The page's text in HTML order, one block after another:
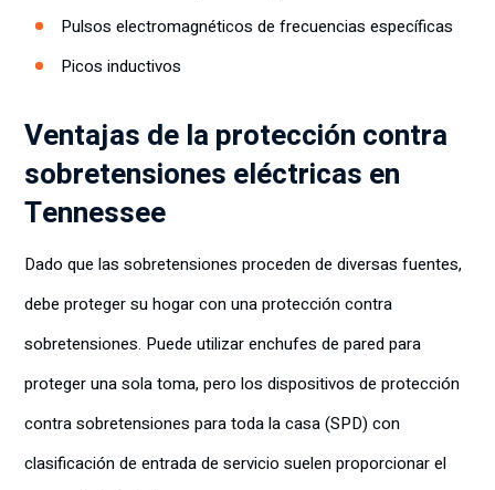
Pulsos electromagnéticos de frecuencias específicas
Picos inductivos
Ventajas de la protección contra
sobretensiones eléctricas en
Tennessee
Dado que las sobretensiones proceden de diversas fuentes,
debe proteger su hogar con una protección contra
sobretensiones. Puede utilizar enchufes de pared para
proteger una sola toma, pero los dispositivos de protección
contra sobretensiones para toda la casa (SPD) con
clasificación de entrada de servicio suelen proporcionar el